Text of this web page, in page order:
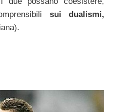
sui dualismi,